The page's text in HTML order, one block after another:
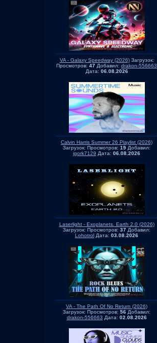
VA - Galaxy Speedway (2026)Загрузок:
Просмотров: 47 Добавил: drakon-556663
Дата: 06.08.2026
Calvin Harris Summer 26 Playlist (2026)
Загрузок: Просмотров: 19 Добавил:
igork7129 Дата: 06.08.2026
Laserlight - Exoplanets. Earth 2.0 (2026)
Загрузок: Просмотров: 37 Добавил:
Lohotrol Дата: 03.08.2026
VA - The Path Of No Return (2026)
Загрузок: Просмотров: 56 Добавил:
drakon-556663 Дата: 02.08.2026